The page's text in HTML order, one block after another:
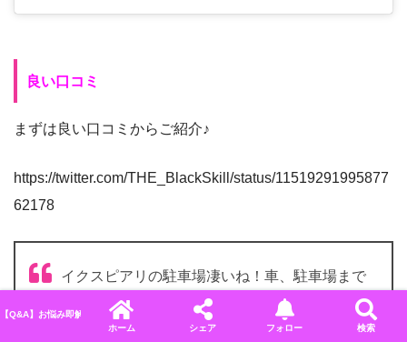
良い口コミ
まずは良い口コミからご紹介♪
https://twitter.com/THE_BlackSkill/status/11519291995877
62178
イクスピアリの駐車場凄いね！車、駐車場まで
入れてくれるのねw
— キャットフード (@nekochanmofufu) October
【Q&A】お悩み即解決！ディズニーに関するよくある質問＆回答まとめ
ホーム
シェア フォロー 検索